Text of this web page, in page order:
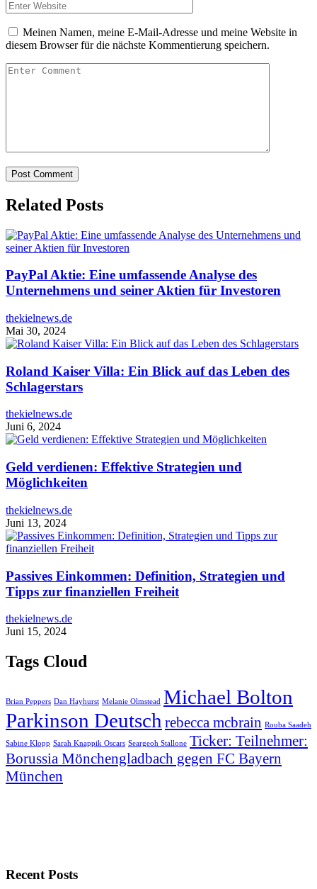
Meinen Namen, meine E-Mail-Adresse und meine Website in
diesem Browser für die nächste Kommentierung speichern.
Related Posts
PayPal Aktie: Eine umfassende Analyse des
Unternehmens und seiner Aktien für Investoren
thekielnews.de
Mai 30, 2024
Roland Kaiser Villa: Ein Blick auf das Leben des
Schlagerstars
thekielnews.de
Juni 6, 2024
Geld verdienen: Effektive Strategien und
Möglichkeiten
thekielnews.de
Juni 13, 2024
Passives Einkommen: Definition, Strategien und
Tipps zur finanziellen Freiheit
thekielnews.de
Juni 15, 2024
Tags Cloud
Brian Peppers Dan Hayhurst Melanie Olmstead Michael Bolton
Parkinson Deutsch rebecca mcbrain Rouba Saadeh
Sabine Klopp Sarah Knappik Oscars Seargeoh Stallone Ticker: Teilnehmer:
Borussia Mönchengladbach gegen FC Bayern
München
Recent Posts